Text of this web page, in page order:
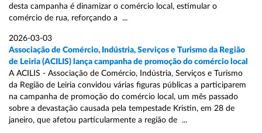
desta campanha é dinamizar o comércio local, estimular o
comércio de rua, reforçando a ...
2026-03-03
Associação de Comércio, Indústria, Serviços e Turismo da Região
de Leiria (ACILIS) lança campanha de promoção do comércio local
A ACILIS - Associação de Comércio, Indústria, Serviços e Turismo
da Região de Leiria convidou várias figuras públicas a participarem
na campanha de promoção do comércio local, um mês passado
sobre a devastação causada pela tempestade Kristin, em 28 de
janeiro, que afetou particularmente a região de ...